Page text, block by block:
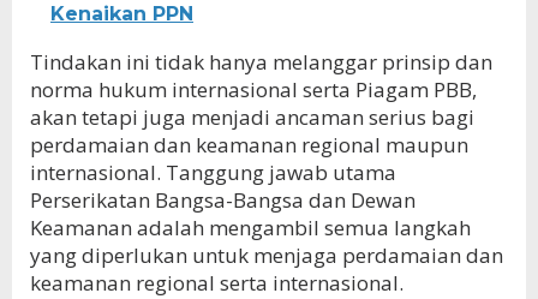
Kenaikan PPN
Tindakan ini tidak hanya melanggar prinsip dan
norma hukum internasional serta Piagam PBB,
akan tetapi juga menjadi ancaman serius bagi
perdamaian dan keamanan regional maupun
internasional. Tanggung jawab utama
Perserikatan Bangsa-Bangsa dan Dewan
Keamanan adalah mengambil semua langkah
yang diperlukan untuk menjaga perdamaian dan
keamanan regional serta internasional.